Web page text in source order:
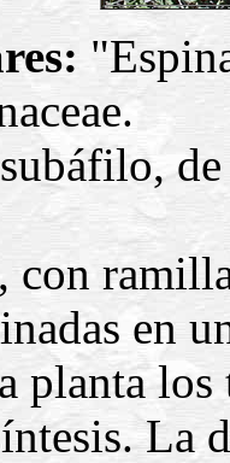
con
en
planta
La